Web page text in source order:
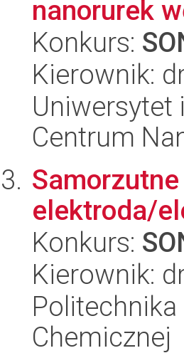
nanorurek
Konkurs:
Kierownik:
Uniwersytet
Centrum
elektroda/
Konkurs:
Kierownik:
Politechnika
Chemicznej